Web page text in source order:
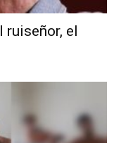
ruiseñor, el